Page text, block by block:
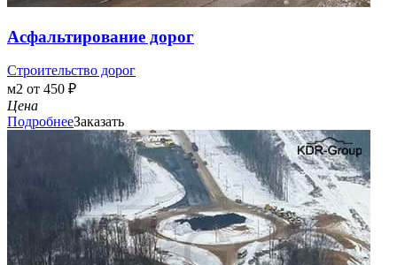
Асфальтирование дорог
Строительство дорог
м2 от 450 ₽
Цена
ПодробнееЗаказать